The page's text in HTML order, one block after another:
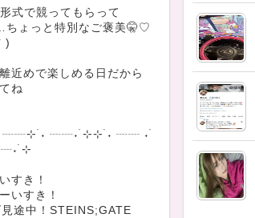
式で競ってもらって
ちょっと特別なご褒美🤫♡
)
近めで楽しめる日だから
ね
⊹ ࣪˖ ┈┈ ˖ ࣪⊹ ┈┈⊹ ࣪˖
⊹
すき！
いすき！
途中！STEINS;GATE